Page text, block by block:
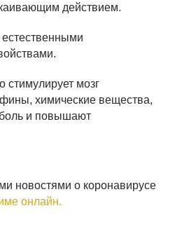
действием.
стимулирует мозг
химические вещества,
и повышают
новостями о коронавирусе
онлайн.